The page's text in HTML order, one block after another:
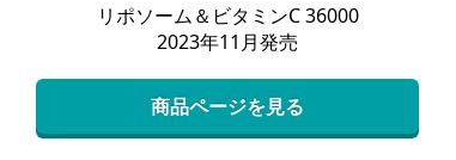
リポソーム＆ビタミンC 36000
2023年11月発売
商品ページを見る